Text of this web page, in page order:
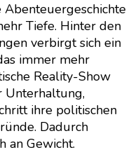
Abenteuergeschichte
Tiefe. Hinter den
verbirgt sich ein
immer mehr
Reality-Show
Unterhaltung,
ihre politischen
Dadurch
an Gewicht.